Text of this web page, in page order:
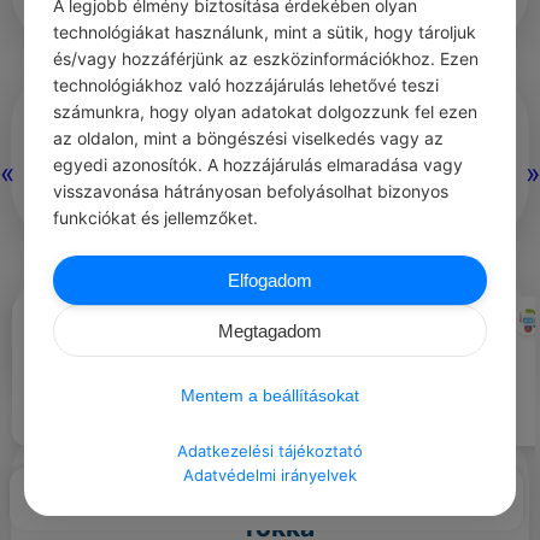
« »
Lányok vasárnapja:hajadonok
vettek rész rajta, házról házra járva
adományokat gyűjtöttek.
A farsanghoz kapcsolódó
néphagyományok
Gyapjúfonás
#IDÉZETEK SZABADSÁG
Mindannyiunknak.
Amit akarunk.
CHATGPT
A béke alapja az empátia.
A legjobb élmény biztosítása érdekében olyan
technológiákat használunk, mint a sütik, hogy tároljuk
és/vagy hozzáférjünk az eszközinformációkhoz. Ezen
technológiákhoz való hozzájárulás lehetővé teszi
számunkra, hogy olyan adatokat dolgozzunk fel ezen
az oldalon, mint a böngészési viselkedés vagy az
egyedi azonosítók. A hozzájárulás elmaradása vagy
visszavonása hátrányosan befolyásolhat bizonyos
funkciókat és jellemzőket.
Elfogadom
Megtagadom
Mentem a beállításokat
Adatkezelési tájékoztató
Adatvédelmi irányelvek